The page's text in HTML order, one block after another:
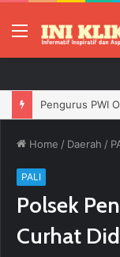
Menu
Home / Daerah /
PALI
Polsek
Curhat